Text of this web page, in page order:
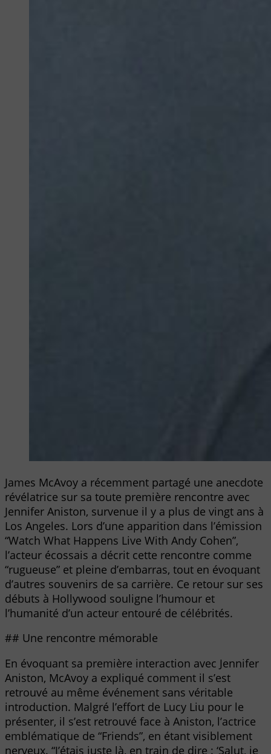
James McAvoy a récemment partagé une anecdote
révélatrice sur sa toute première rencontre avec
Jennifer Aniston, survenue il y a plus de vingt ans à
Los Angeles. Lors d’une apparition dans l’émission
“Watch What Happens Live With Andy Cohen”,
l’acteur écossais a décrit cette rencontre comme
“rugueuse” et pleine d’embarras, tout en évoquant
d’autres souvenirs de sa carrière. Ce retour sur ses
débuts à Hollywood souligne l’humour et
l’humanité d’un acteur entouré de célébrités.
## Une rencontre mémorable
En évoquant sa première interaction avec Jennifer
Aniston, McAvoy a expliqué comment il s’est
retrouvé au même événement sans véritable
introduction. Malgré l’effort de Lucy Liu pour le
présenter, il s’est retrouvé face à Aniston, l’actrice
emblématique de “Friends”, en étant visiblement
nerveux. “J’étais juste là, en train de dire : ‘Salut, je